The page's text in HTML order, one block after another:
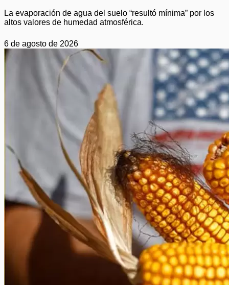
La evaporación de agua del suelo “resultó mínima” por los
altos valores de humedad atmosférica.
6 de agosto de 2026